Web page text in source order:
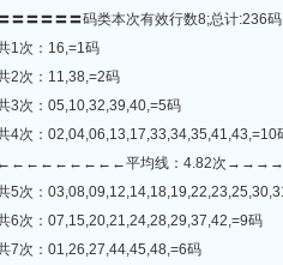
〓〓〓〓〓码类本次有效行数8;总计:236
1次：16,=1码
2次：11,38,=2码
3次：05,10,32,39,40,=5码
4次：02,04,06,13,17,33,34,35,41,43,=10
←←←←←←←←←平均线：4.82次
5次：
6次：07,15,20,21,24,28,29,37,42,=9码
7次：01,26,27,44,45,48,=6码